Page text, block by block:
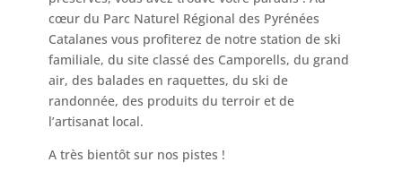
cœur du Parc Naturel Régional des Pyrénées
Catalanes vous profiterez de notre station de ski
familiale, du site classé des Camporells, du grand
air, des balades en raquettes, du ski de
randonnée, des produits du terroir et de
l’artisanat local.
A très bientôt sur nos pistes !